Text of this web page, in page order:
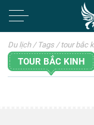
Du lịch / Tags / tour bắc
TOUR BẮC KINH